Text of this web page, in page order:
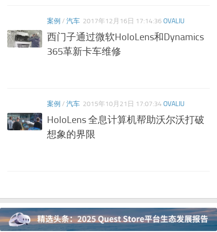
案例 / 汽车 2017年12月16日 17:14:36 OVALIU
西门子通过微软HoloLens和Dynamics
365革新卡车维修
案例 / 汽车 2015年10月21日 17:07:34 OVALIU
HoloLens 全息计算机帮助沃尔沃打破
想象的界限